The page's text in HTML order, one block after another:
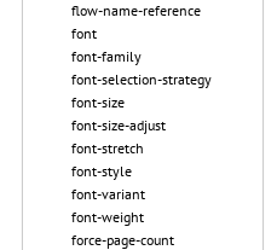
flow-name-reference
font
font-family
font-selection-strategy
font-size
font-size-adjust
font-stretch
font-style
font-variant
font-weight
force-page-count